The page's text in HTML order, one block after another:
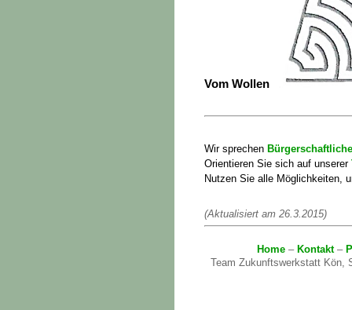
Vom Wollen
Wir sprechen
Orientieren Sie sich auf unserer
Nutzen Sie alle Möglichkeiten,
(Aktualisiert am 26.3.2015)
Home – Kontakt–
Team Zukunftswerkstatt Kön,